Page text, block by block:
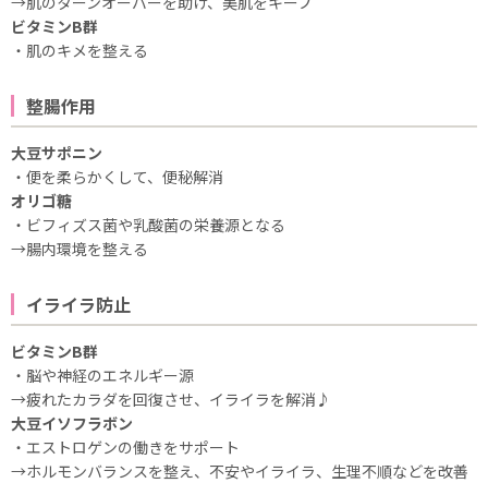
ビタミンB群
・肌のキメを整える
整腸作用
大豆サポニン
・便を柔らかくして、便秘解消
オリゴ糖
・ビフィズス菌や乳酸菌の栄養源となる
→腸内環境を整える
イライラ防止
ビタミンB群
・脳や神経のエネルギー源
→疲れたカラダを回復させ、イライラを解消♪
大豆イソフラボン
・エストロゲンの働きをサポート
→ホルモンバランスを整え、不安やイライラ、生理不順などを改善